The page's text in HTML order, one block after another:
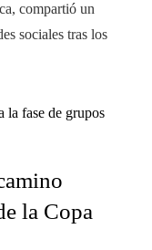
compartió un
sociales tras los
la Copa